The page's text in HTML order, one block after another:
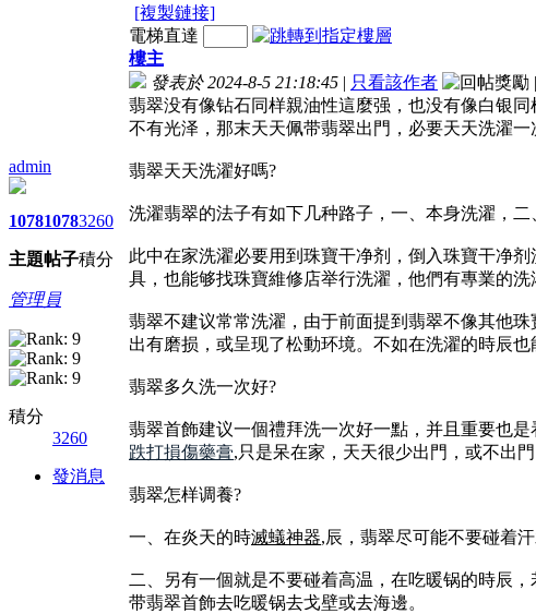
[複製鏈接]
admin
1078
主題
1078
帖子
3260
積分
管理員
積分
3260
發消息
電梯直達
樓主
發表於 2024-8-5 21:18:45 | 只看該作者 |
翡翠没有像钻石同样親油性這麼强，也没有像白银
不有光泽，那末天天佩带翡翠出門，必要天天洗濯一
翡翠天天洗濯好嗎?
洗濯翡翠的法子有如下几种路子，一、本身洗濯，
此中在家洗濯必要用到珠寶干净剂，倒入珠寶干净
具，也能够找珠寶維修店举行洗濯，他們有專業的洗
翡翠不建议常常洗濯，由于前面提到翡翠不像其他
出有磨损，或呈现了松動环境。不如在洗濯的時辰
翡翠多久洗一次好?
翡翠首飾建议一個禮拜洗一次好一點，并且重要也
跌打損傷藥膏,只是呆在家，天天很少出門，或不出
翡翠怎样调養?
一、在炎天的時滅蟻神器,辰，翡翠尽可能不要碰着
二、另有一個就是不要碰着高温，在吃暖锅的時辰
带翡翠首飾去吃暖锅去戈壁或去海邊。